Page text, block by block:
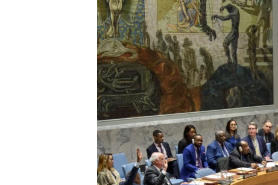
КРЫМ.НЕПОКОРЕННЫЙ
УКРАИНСКАЯ ПРОБЛЕМА КРЫМА